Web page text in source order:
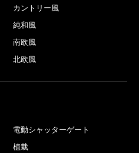
カントリー風
純和風
南欧風
北欧風
電動シャッターゲート
植栽